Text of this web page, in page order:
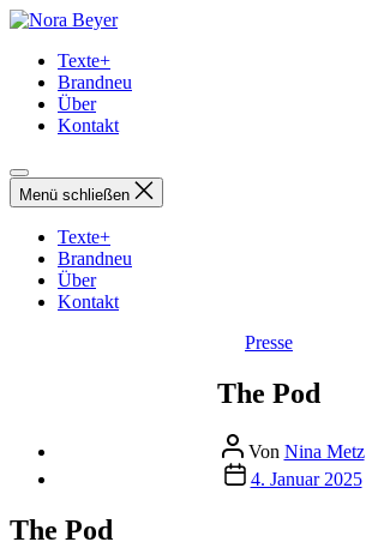
Direkt
Inhalt
wechseln
Nora
Texte+
Brandneu
Über
Kontakt
Menü schließen
Texte+
Brandneu
Über
Kontakt
Kategorien
Presse
The Pod
Beitragsautor
Von Nina Metz
Beitragsdatum
4. Januar 2025
The Pod